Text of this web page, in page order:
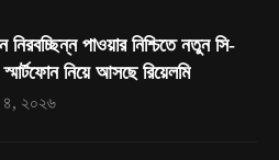
নিরবচ্ছিন্ন পাওয়ার নিশ্চিতে নতুন সি-
স্মার্টফোন নিয়ে আসছে রিয়েলমি
২০২৬